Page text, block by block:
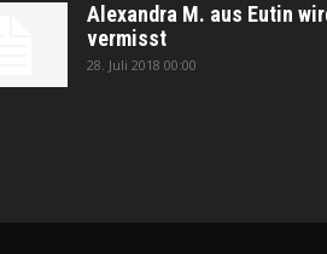
Alexandra M. aus Eutin
vermisst
28. Juli 2018 00:00